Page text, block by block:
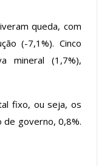
queda, com
(-7,1%). Cinco
mineral (1,7%),
fixo, ou seja, os
de governo, 0,8%.